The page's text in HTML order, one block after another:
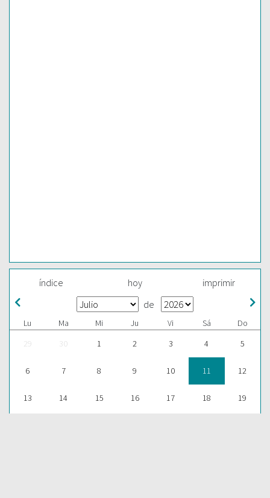
índice hoy imprimir
de
Lu Ma Mi Ju Vi Sá
Do
29
30 1 2 3 4 5
6 7 8 9 10 11 12
13 14 15 16 17 18 19